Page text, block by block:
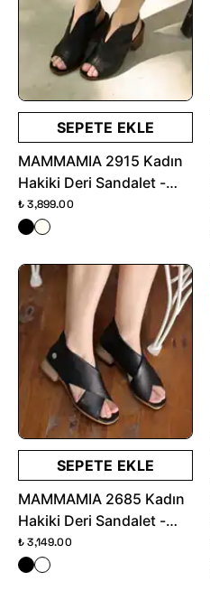
SEPETE EKLE
MAMMAMIA 2915 Kadın
Hakiki Deri Sandalet -
Siyah
₺ 3,899.00
SEPETE EKLE
MAMMAMIA 2685 Kadın
Hakiki Deri Sandalet -
Siyah
₺ 3,149.00